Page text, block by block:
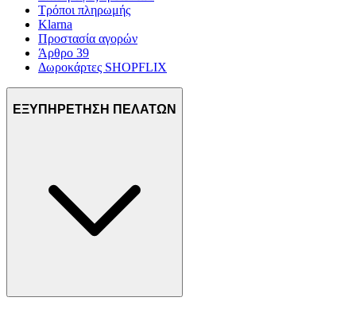
Τρόποι πληρωμής
Klarna
Προστασία αγορών
Άρθρο 39
Δωροκάρτες SHOPFLIX
ΕΞΥΠΗΡΕΤΗΣΗ ΠΕΛΑΤΩΝ